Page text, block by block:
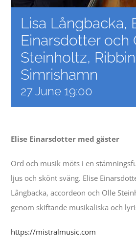
Contact
Events
Lisa Långbacka,
Einarsdotter och
Steinholtz,
Simrishamn
27 June 19:00
Elise Einarsdotter med gäster
Ord och musik möts i en
ljus och skönt sväng. Elise
Långbacka, accordeon och Olle
genom skiftande musikaliska och
https://mistralmusic.com